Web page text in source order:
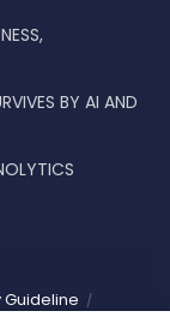
BY AI AND